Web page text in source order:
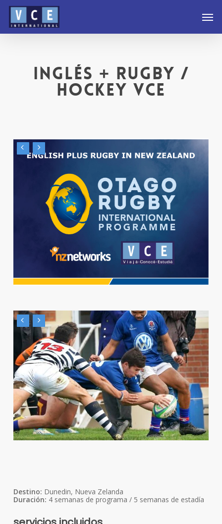
content
Inglés + Rugby /
Hockey VCE
Destino: Dunedin, Nueva Zelanda
Duración: 4 semanas de programa / 5 semanas de estadía